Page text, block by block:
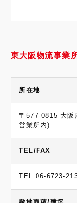
東大阪物流事業
所在地
〒577-0815 大阪
営業所内)
TEL/FAX
TEL.06-6723-